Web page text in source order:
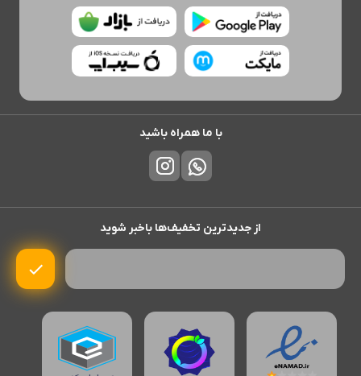
با ما همراه باشید
از جدیدترین تخفیف‌ها باخبر شوید